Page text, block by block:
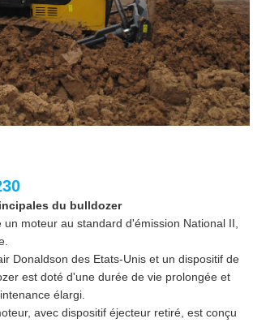
du bulldozer
moteur au standard d'émission National II,
Donaldson des Etats-Unis et un dispositif de
est doté d'une durée de vie prolongée et
élargi.
avec dispositif éjecteur retiré, est conçu